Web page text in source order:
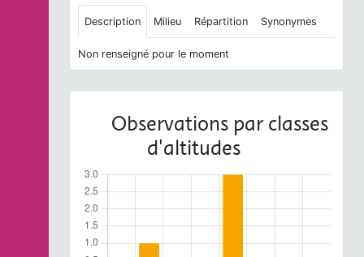
Description Milieu Répartition Synonymes
Non renseigné pour le moment
Observations par classes
d'altitudes